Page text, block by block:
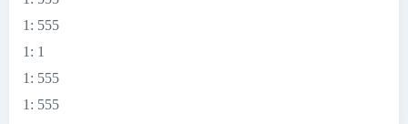
1 : 555
1 : 1
1 : 555
1 : 555